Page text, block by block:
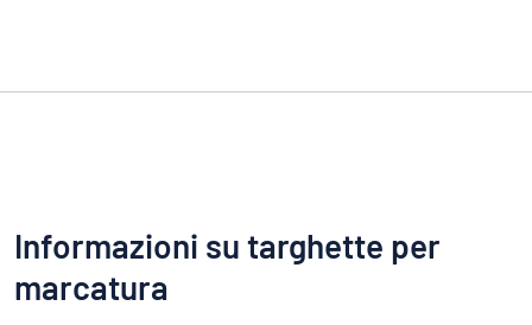
Informazioni su targhette per
marcatura